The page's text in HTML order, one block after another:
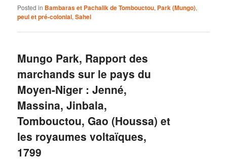
Posted in Bambaras et Pachalik de Tombouctou, Park (Mungo),
peul et pré-colonial,Sahel
Mungo Park, Rapport des
marchands sur le pays du
Moyen-Niger : Jenné,
Massina, Jinbala,
Tombouctou, Gao (Houssa) et
les royaumes voltaïques,
1799